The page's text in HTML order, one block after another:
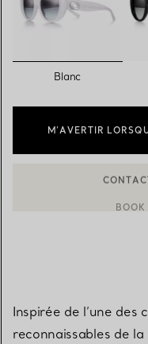
Blanc
M’AVERTIR
Inspirée de l’une des
reconnaissables de